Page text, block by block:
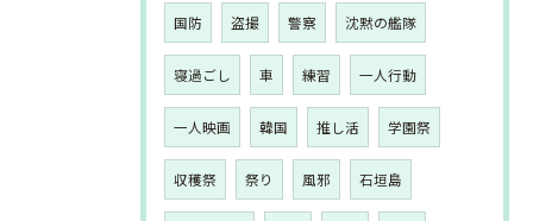
国防 盗撮 警察 沈黙の艦隊
寝過ごし 車 練習 一人行動
一人映画 韓国 推し活 学園祭
収穫祭 祭り 風邪 石垣島